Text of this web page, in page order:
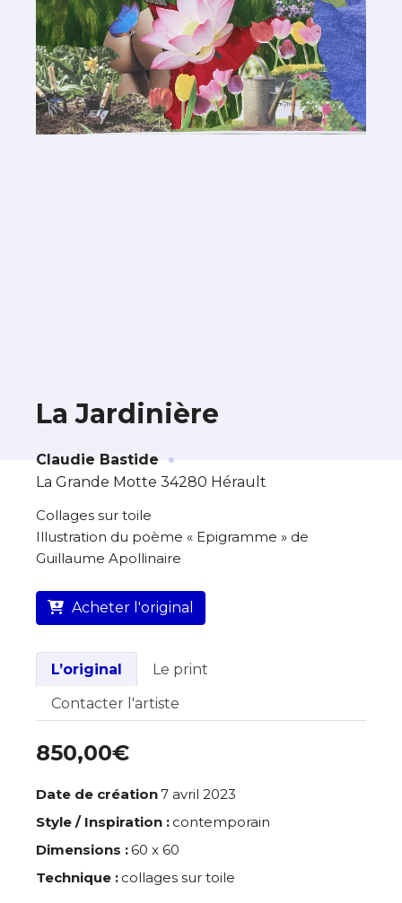
À propos de cette œuvre
de cette annonce ainsi que la vente et
la livraison de l’œuvre originale.
Lieu où se trouve l’œuvre originale :
La Grande Motte 34280 Hérault
La Jardinière
Claudie Bastide ·
La Grande Motte 34280 Hérault
Collages sur toile
Illustration du poème « Epigramme » de
Guillaume Apollinaire
Acheter l'original
L’original
Le print
Contacter l'artiste
850,00€
Date de création7 avril 2023
Style / Inspiration : contemporain
Dimensions : 60 x 60
Technique : collages sur toile